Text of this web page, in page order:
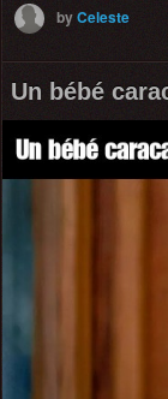
byCeleste
Un bébé